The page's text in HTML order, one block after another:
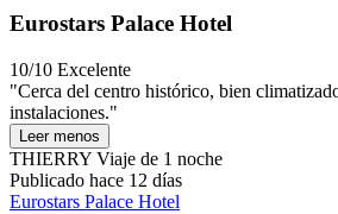
Eurostars Palace Hotel
10/10 Excelente
"Cerca del centro histórico, bien
instalaciones."
Leer menos
THIERRY Viaje de 1 noche
Publicado hace 12 días
Eurostars Palace Hotel